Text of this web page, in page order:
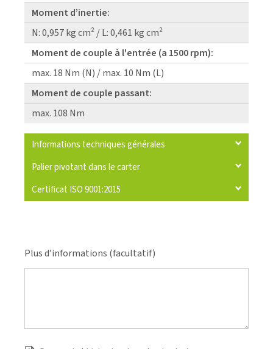
Moment d’inertie:
N: 0,957 kg cm² / L: 0,461 kg cm²
Moment de couple à l'entrée (a 1500 rpm):
max. 18 Nm (N) / max. 10 Nm (L)
Moment de couple passant:
max. 108 Nm
Informations techniques générales
Palier pivotant dans le carter
Certificat ISO 9001:2015
Plus d’informations (facultatif)